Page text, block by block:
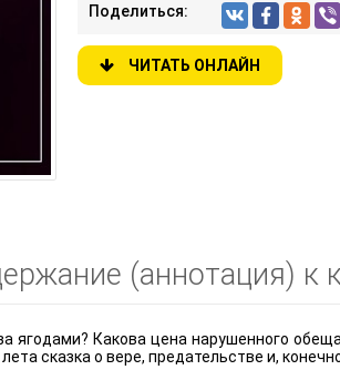
Поделиться:
ЧИТАТЬ ОНЛАЙН
(аннотация) к
ягодами? Какова цена нарушенного
сказка о вере, предательстве и,